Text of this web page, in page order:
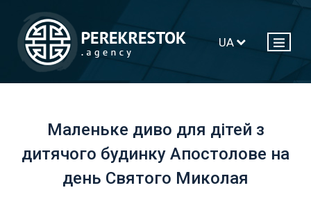
UA
Маленьке диво для дітей з
дитячого будинку Апостолове на
день Святого Миколая